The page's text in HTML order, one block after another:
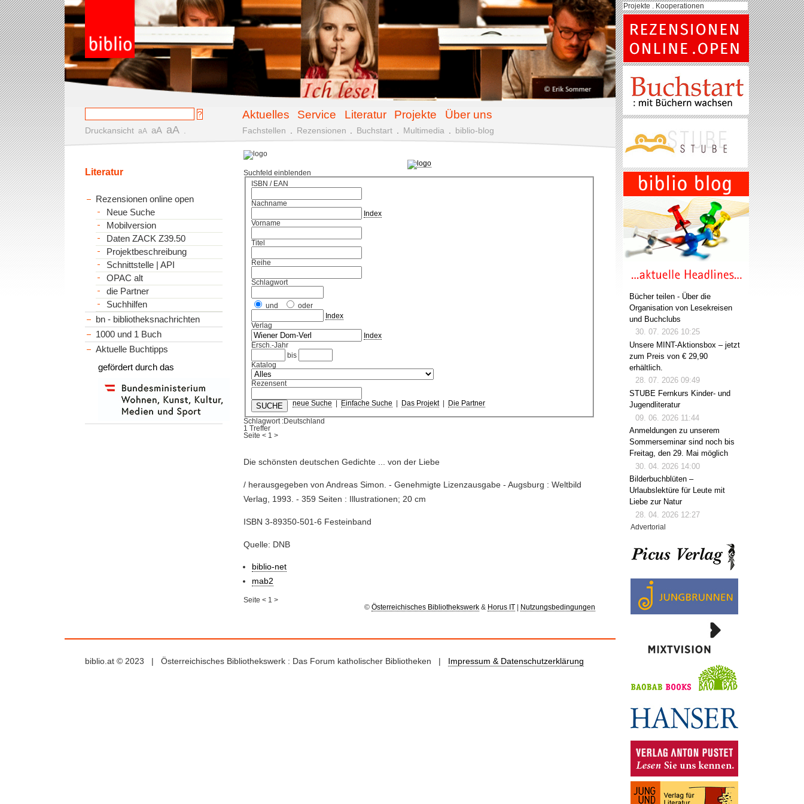
Aktuelles Service Literatur Projekte Über uns
Druckansicht aA aA aA Fachstellen Rezensionen Buchstart Multimedia biblio-blog
Suchfeld einblenden
ISBN / EAN
Nachname
Index
Vorname
Titel
Reihe
Schlagwort
und
oder
Index
Verlag
Index
Ersch.-Jahr
bis
Katalog
Rezensent
neue Suche Einfache Suche Das Projekt| Die Partner
Schlagwort :Deutschland
1 Treffer
Seite< 1 >
Die schönsten deutschen Gedichte ... von der Liebe
/ herausgegeben von Andreas Simon. - Genehmigte Lizenzausgabe - Augsburg : Weltbild
Verlag, 1993. - 359 Seiten : Illustrationen; 20 cm
ISBN 3-89350-501-6 Festeinband
Quelle: DNB
biblio-net
mab2
Seite< 1 >
© Österreichisches Bibliothekswerk& Horus IT| Nutzungsbedingungen
Literatur
Rezensionen online open
Neue Suche
Mobilversion
Daten ZACK Z39.50
Projektbeschreibung
Schnittstelle | API
OPAC alt
die Partner
Suchhilfen
bn - bibliotheksnachrichten
1000 und 1 Buch
Aktuelle Buchtipps
gefördert durch das
biblio.at © 2023 | Österreichisches Bibliothekswerk : Das Forum katholischer Bibliotheken | Impressum & Datenschutzerklärung
Projekte . Kooperationen
Bücher teilen - Über die
Organisation von Lesekreisen
und Buchclubs
30. 07. 2026 10:25
Unsere MINT-Aktionsbox – jetzt
zum Preis von € 29,90
erhältlich.
28. 07. 2026 09:49
STUBE Fernkurs Kinder- und
Jugendliteratur
09. 06. 2026 11:44
Anmeldungen zu unserem
Sommerseminar sind noch bis
Freitag, den 29. Mai möglich
30. 04. 2026 14:00
Bilderbuchblüten –
Urlaubslektüre für Leute mit
Liebe zur Natur
28. 04. 2026 12:27
Advertorial